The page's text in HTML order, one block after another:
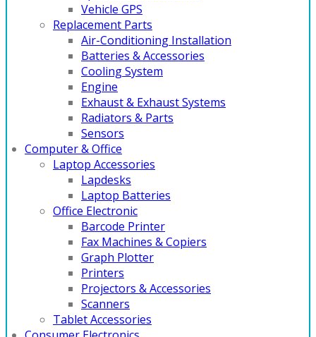
Vehicle GPS
Replacement Parts
Air-Conditioning Installation
Batteries & Accessories
Cooling System
Engine
Exhaust & Exhaust Systems
Radiators & Parts
Sensors
Computer & Office
Laptop Accessories
Lapdesks
Laptop Batteries
Office Electronic
Barcode Printer
Fax Machines & Copiers
Graph Plotter
Printers
Projectors & Accessories
Scanners
Tablet Accessories